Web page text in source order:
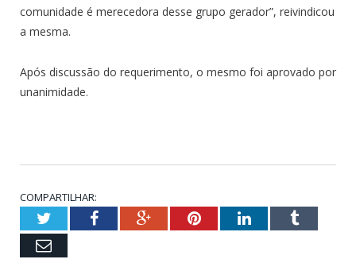
comunidade é merecedora desse grupo gerador”, reivindicou
a mesma.
Após discussão do requerimento, o mesmo foi aprovado por
unanimidade.
COMPARTILHAR:
TwitterFacebookGoogle+PinterestLinkedInTumblr
Email